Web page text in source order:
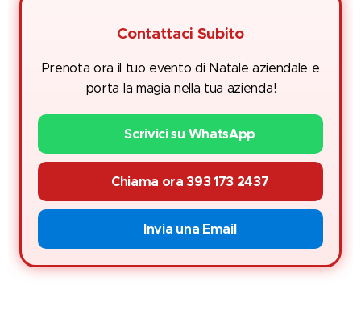
🎄 Contattaci Subito 🎅
Prenota ora il tuo evento di Natale aziendale e
porta la magia nella tua azienda!
📱 Scrivici su WhatsApp
📞 Chiama ora 393 173 2437
📧 Invia una Email